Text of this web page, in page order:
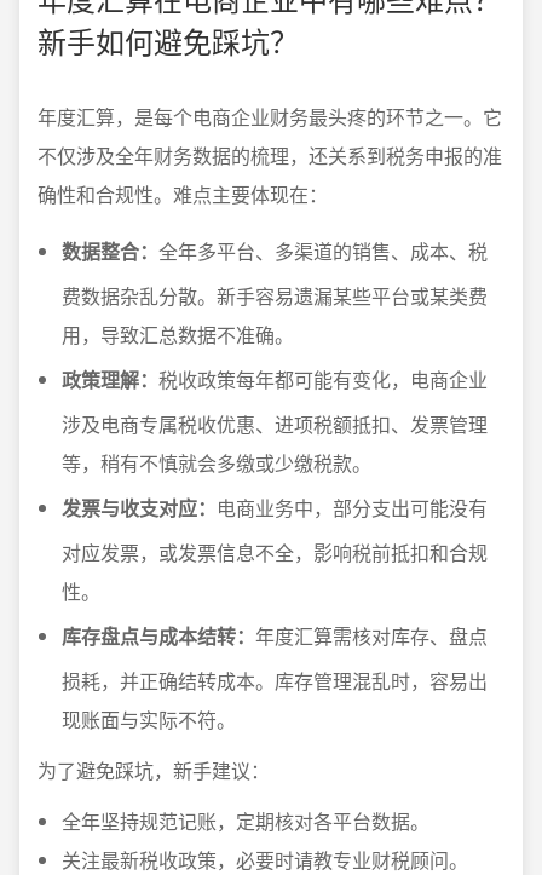
新手如何避免踩坑？
年度汇算，是每个电商企业财务最头疼的环节之一。它
不仅涉及全年财务数据的梳理，还关系到税务申报的准
确性和合规性。难点主要体现在：
数据整合： 全年多平台、多渠道的销售、成本、税
费数据杂乱分散。新手容易遗漏某些平台或某类费
用，导致汇总数据不准确。
政策理解： 税收政策每年都可能有变化，电商企业
涉及电商专属税收优惠、进项税额抵扣、发票管理
等，稍有不慎就会多缴或少缴税款。
发票与收支对应： 电商业务中，部分支出可能没有
对应发票，或发票信息不全，影响税前抵扣和合规
性。
库存盘点与成本结转： 年度汇算需核对库存、盘点
损耗，并正确结转成本。库存管理混乱时，容易出
现账面与实际不符。
为了避免踩坑，新手建议：
全年坚持规范记账，定期核对各平台数据。
关注最新税收政策，必要时请教专业财税顾问。